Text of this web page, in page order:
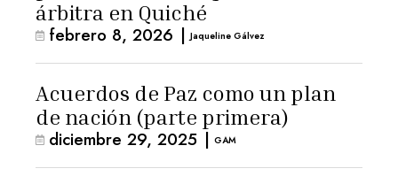
árbitra en Quiché
febrero 8, 2026 | Jaqueline Gálvez
Acuerdos de Paz como un plan
de nación (parte primera)
diciembre 29, 2025 | GAM